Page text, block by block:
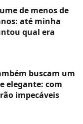
de menos de
até minha
qual era
buscam um
elegante: com
impecáveis